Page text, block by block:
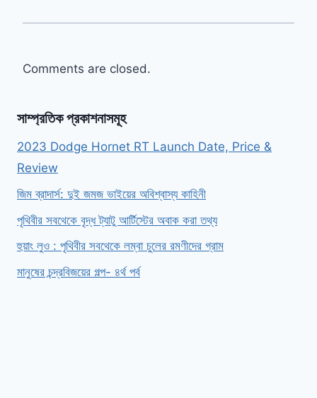
Comments are closed.
সাম্প্রতিক প্রকাশনাসমূহ
2023 Dodge Hornet RT Launch Date, Price &
Review
জিম ব্রাদার্স: দুই জমজ ভাইয়ের অবিশ্বাস্য কাহিনী
পৃথিবীর সবথেকে বৃদ্ধ ট্যাটু আর্টিস্টের অবাক করা তথ্য
হুয়াং লুও : পৃথিবীর সবথেকে লম্বা চুলের রমণীদের গ্রাম
মানুষের চন্দ্রবিজয়ের গল্প- ৪র্থ পর্ব